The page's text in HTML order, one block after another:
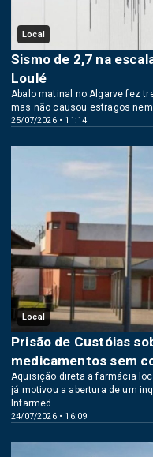
Local
25/07/2026 • 11:14
Sismo de 2,7 na
Loulé
Abalo matinal no Algarve fez
mas não causou estragos
Local
24/07/2026 • 16:09
Prisão de Custóias
medicamentos sem
Aquisição direta a farmácia
já motivou a abertura de um
Infarmed.